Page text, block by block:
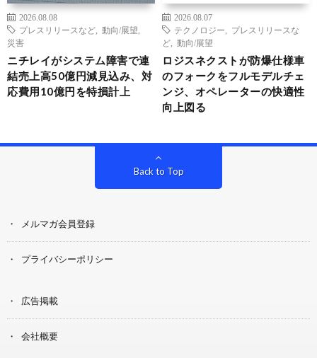
2026.08.08
プレスリリースなど
動向/展望
災害
ニチレイがシステム障害で連
結売上高50億円減見込み、対
応費用10億円を特損計上
2026.08.07
テクノロジー
プレスリリースな
ど
動向/展望
ロジスネクストが防爆仕様車
のフォークをフルモデルチェ
ンジ、オペレーターの快適性
向上図る
Back to Top
メルマガ会員登録
プライバシーポリシー
広告掲載
会社概要